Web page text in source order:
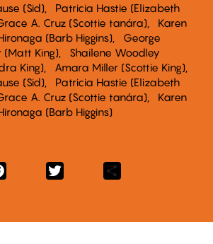
(Sid)
Patricia Hastie (Elizabeth
A. Cruz (Scottie tanára)
Karen
(Barb Higgins)
George
(Matt King)
Shailene Woodley
King)
Amara Miller (Scottie King)
(Sid)
Patricia Hastie (Elizabeth
A. Cruz (Scottie tanára)
Karen
(Barb Higgins)
Facebook